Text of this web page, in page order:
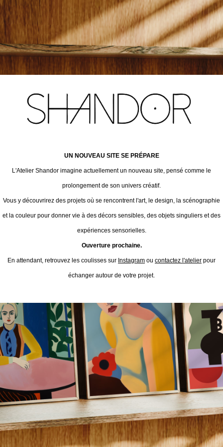
UN NOUVEAU SITE SE PRÉPARE
L'Atelier Shandor imagine actuellement un nouveau site, pensé comme le
prolongement de son univers créatif.
Vous y découvrirez des projets où se rencontrent l'art, le design, la scénographie
et la couleur pour donner vie à des décors sensibles, des objets singuliers et des
expériences sensorielles.
Ouverture prochaine.
En attendant, retrouvez les coulisses sur Instagram ou contactez l'atelier pour
échanger autour de votre projet.